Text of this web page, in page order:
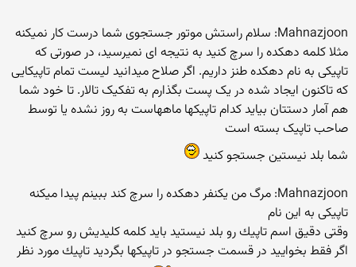
Mahnazjoon: سلام راستش موتور جستجوی شما درست کار نمیکنه
مثلا کلمه دهکده را سرچ کنید به نتیجه ای نمیرسید، در صورتی که
تاپیکی به نام دهکده طنز داریم. اگر صلاح میدانید لیست تمام تاپیکایی
که تاکنون ایجاد شده در یک پست بگذارم به تفکیک تالار. تا خود شما
هم آمار دستتان بیاید کدام تاپیکها ماههاست به روز نشده یا توسط
صاحب تاپیک بسته است
شما بلد نیستین جستجو كنید
Mahnazjoon: مرگ من یکنفر دهکده را سرچ کند ببینم پیدا میکنه
تاپیکی به این نام
وقتی دقیق اسم تاپیك رو بلد نیستید باید كلمه كلیدیش رو سرچ كنید
اگر فقط بخوایید در قسمت جستجو در تاپیكها بگردید تاپیك مورد نظر